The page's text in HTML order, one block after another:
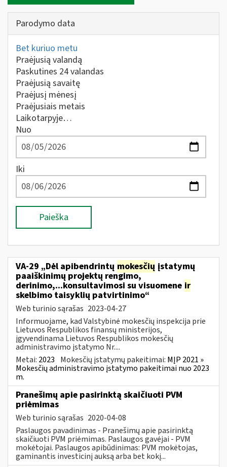
Parodymo data
Bet kuriuo metu
Praėjusią valandą
Paskutines 24 valandas
Praėjusią savaitę
Praėjusį mėnesį
Praėjusiais metais
Laikotarpyje…
Nuo
Iki
Paieška
VA-29 „Dėl apibendrintų mokesčių įstatymų
paaiškinimų projektų rengimo,
derinimo,...konsultavimosi su visuomene ir
skelbimo taisyklių patvirtinimo“
Web turinio sąrašas 2023-04-27
Informuojame, kad Valstybinė mokesčių inspekcija prie
Lietuvos Respublikos finansų ministerijos,
įgyvendinama Lietuvos Respublikos mokesčių
administravimo įstatymo Nr....
Metai: 2023 Mokesčių įstatymų pakeitimai: MĮP 2021 »
Mokesčių administravimo įstatymo pakeitimai nuo 2023
m.
Pranešimų apie pasirinktą skaičiuoti PVM
priėmimas
Web turinio sąrašas 2020-04-08
Paslaugos pavadinimas - Pranešimų apie pasirinktą
skaičiuoti PVM priėmimas. Paslaugos gavėjai - PVM
mokėtojai. Paslaugos apibūdinimas: PVM mokėtojas,
gaminantis investicinį auksą arba bet kokį...